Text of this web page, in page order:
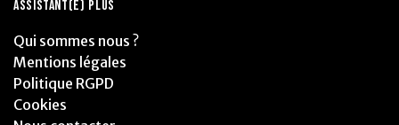
ASSISTANT(E) PLUS
Qui sommes nous ?
Mentions légales
Politique RGPD
Cookies